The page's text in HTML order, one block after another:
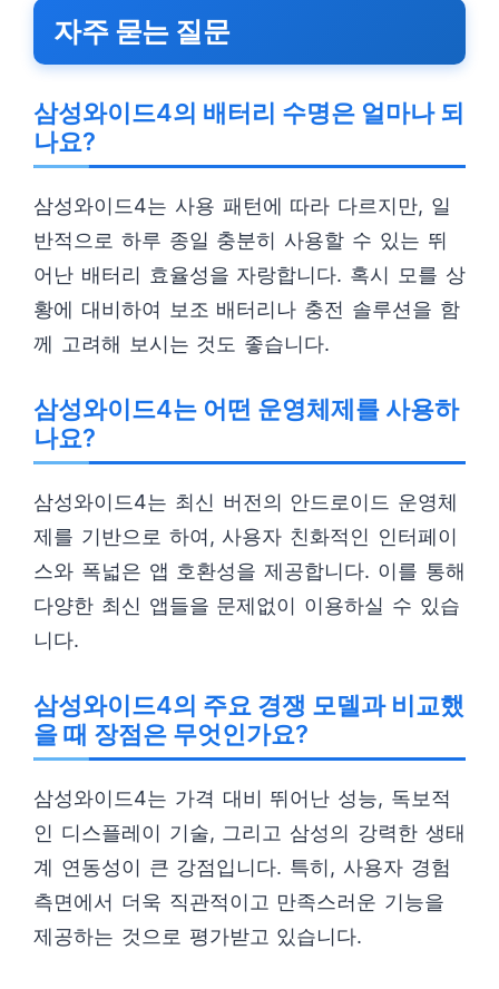
자주 묻는 질문
삼성와이드4의 배터리 수명은 얼마나 되
나요?
삼성와이드4는 사용 패턴에 따라 다르지만, 일
반적으로 하루 종일 충분히 사용할 수 있는 뛰
어난 배터리 효율성을 자랑합니다. 혹시 모를 상
황에 대비하여 보조 배터리나 충전 솔루션을 함
께 고려해 보시는 것도 좋습니다.
삼성와이드4는 어떤 운영체제를 사용하
나요?
삼성와이드4는 최신 버전의 안드로이드 운영체
제를 기반으로 하여, 사용자 친화적인 인터페이
스와 폭넓은 앱 호환성을 제공합니다. 이를 통해
다양한 최신 앱들을 문제없이 이용하실 수 있습
니다.
삼성와이드4의 주요 경쟁 모델과 비교했
을 때 장점은 무엇인가요?
삼성와이드4는 가격 대비 뛰어난 성능, 독보적
인 디스플레이 기술, 그리고 삼성의 강력한 생태
계 연동성이 큰 강점입니다. 특히, 사용자 경험
측면에서 더욱 직관적이고 만족스러운 기능을
제공하는 것으로 평가받고 있습니다.